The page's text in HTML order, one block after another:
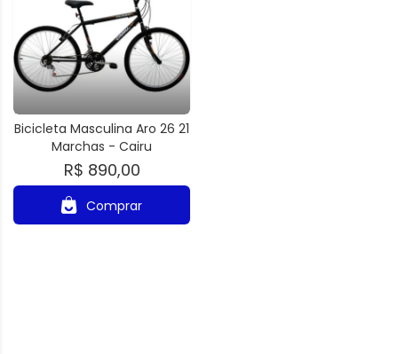
Bicicleta Masculina Aro 26 21
Marchas - Cairu
R$ 890,00
Comprar